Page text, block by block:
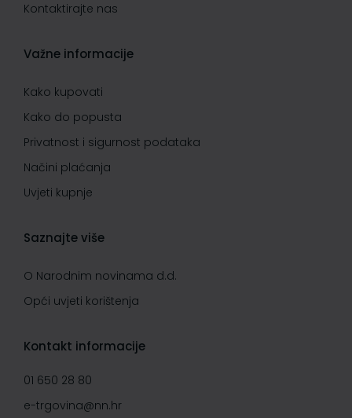
Kontaktirajte nas
Važne informacije
Kako kupovati
Kako do popusta
Privatnost i sigurnost podataka
Načini plaćanja
Uvjeti kupnje
Saznajte više
O Narodnim novinama d.d.
Opći uvjeti korištenja
Kontakt informacije
01 650 28 80
e-trgovina@nn.hr